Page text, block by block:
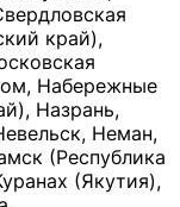
край),
Набережные
Назрань,
Неман,
(Республика
(Якутия),